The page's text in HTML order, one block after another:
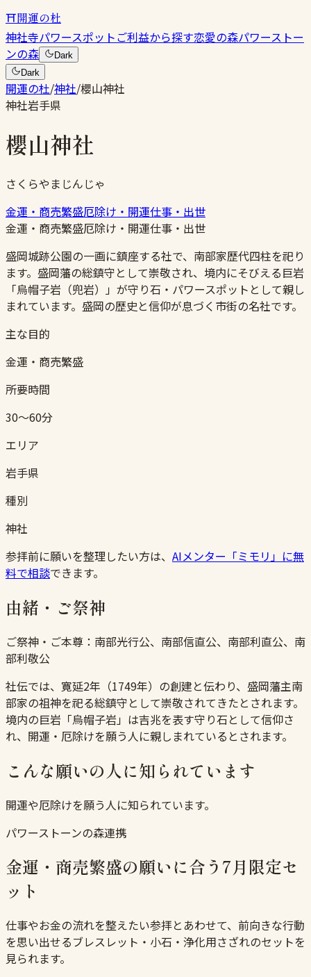
⛩開運の杜
神社寺パワースポットご利益から探す恋愛の森パワーストー
ンの森
Dark
Dark
開運の杜/神社/櫻山神社
神社岩手県
櫻山神社
さくらやまじんじゃ
金運・商売繁盛厄除け・開運仕事・出世
金運・商売繁盛厄除け・開運仕事・出世
盛岡城跡公園の一画に鎮座する社で、南部家歴代四柱を祀り
ます。盛岡藩の総鎮守として崇敬され、境内にそびえる巨岩
「烏帽子岩（兜岩）」が守り石・パワースポットとして親し
まれています。盛岡の歴史と信仰が息づく市街の名社です。
主な目的
金運・商売繁盛
所要時間
30〜60分
エリア
岩手県
種別
神社
参拝前に願いを整理したい方は、 AIメンター「ミモリ」に無
料で相談できます。
由緒・ご祭神
ご祭神・ご本尊： 南部光行公、南部信直公、南部利直公、南
部利敬公
社伝では、寛延2年（1749年）の創建と伝わり、盛岡藩主南
部家の祖神を祀る総鎮守として崇敬されてきたとされます。
境内の巨岩「烏帽子岩」は吉兆を表す守り石として信仰さ
れ、開運・厄除けを願う人に親しまれているとされます。
こんな願いの人に知られています
開運や厄除けを願う人に知られています。
パワーストーンの森連携
金運・商売繁盛の願いに合う7月限定セ
ット
仕事やお金の流れを整えたい参拝とあわせて、前向きな行動
を思い出せるブレスレット・小石・浄化用さざれのセットを
見られます。